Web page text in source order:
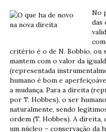
No
das
critério é o de N. Bobbio, ou
mantem com o valor da
(representada
humano é bom e
a mudança. Para a direita
por T. Hobbes), o ser
naturalmente, sendo
ordem (T. Hobbes). A
um núcleo – conservação da